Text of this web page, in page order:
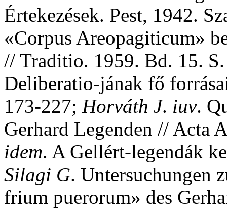
Értekezések. Pest, 1942.
«Corpus Areopagiticum»
// Traditio. 1959. Bd. 15.
Deliberatio-jának fő
173-227; Horváth J. iuv.
Gerhard Legenden // Acta
idem. A Gellért-legendák
Silagi G. Untersuchungen
frium puerorum» des